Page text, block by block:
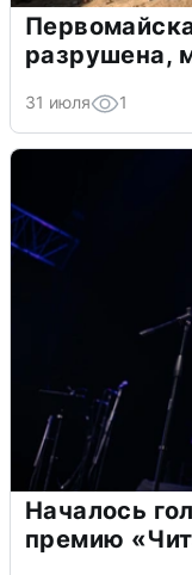
разрушена,
31 июля 1
Началось
премию